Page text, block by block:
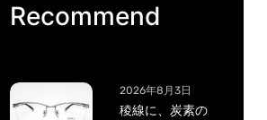
Recommend
2026年8月3日
稜線に、炭素の